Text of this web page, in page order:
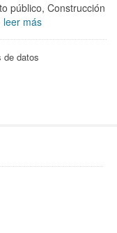
público, Construcción
leer más
de datos